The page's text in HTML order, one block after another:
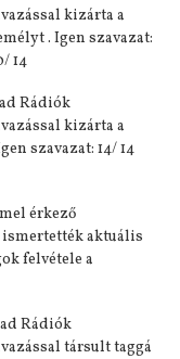
kizárta a
. Igen szavazat:
14
Rádiók
kizárta a
szavazat: 14/ 14
érkező
aktuális
felvétele a
Rádiók
társult taggá